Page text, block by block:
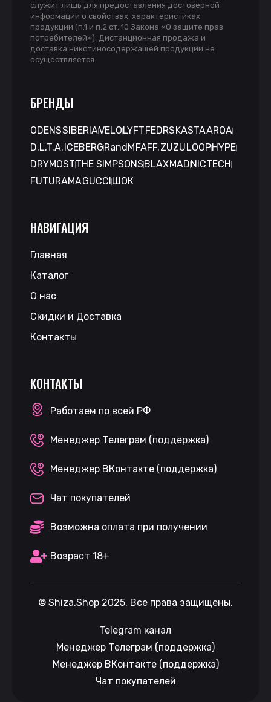
служит лишь для предоставления достоверной
информации о свойствах, характеристиках
продукции (п.1 и п.2 ст. 10 Закона «О защите прав
потребителей»). Дистанционная продажа и
доставка никотиносодержащей продукции не
осуществляется.
БРЕНДЫ
ODENSSIBERIAVELO LYFT FEDRS KASTAARQA
D.L.T.A. ICEBERG RandM FAFF.ZUZU LOOPHYPE
DRYMOSTTHE SIMPSONS BLAXMAD NICTECH
FUTURAMAGUCCI ШОК
НАВИГАЦИЯ
Главная
Каталог
О нас
Скидки и Доставка
Контакты
КОНТАКТЫ
Работаем по всей РФ
Менеджер Телеграм (поддержка)
Менеджер ВКонтакте (поддержка)
Чат покупателей
Возможна оплата при получении
Возраст 18+
© Shiza.Shop 2025. Все права защищены.
Telegram канал
Менеджер Телеграм (поддержка)
Менеджер ВКонтакте (поддержка)
Чат покупателей